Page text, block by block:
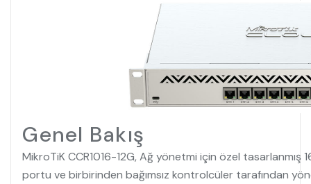
Genel Bakış
MikroTiK CCR1016-12G, Ağ yönetmi için özel tasarlanmış
portu ve birbirinden bağımsız kontrolcüler tarafından